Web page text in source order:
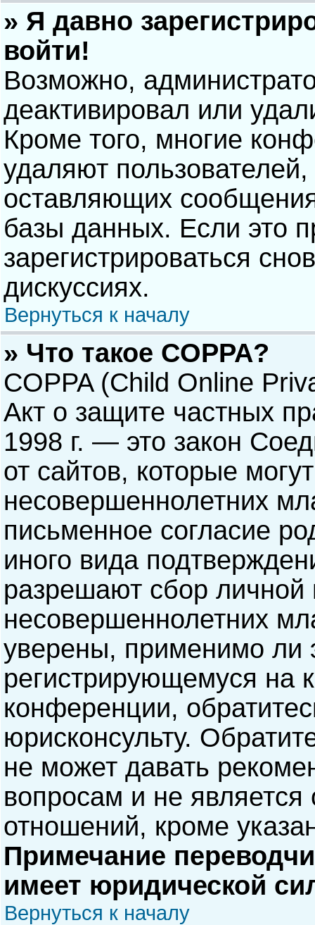
» Я давно
войти!
Возможно,
деактивировал или
Кроме того, многие
удаляют
оставляющих
базы данных. Если это
зарегистрироваться
дискуссиях.
Вернуться к началу
» Что такое COPPA?
COPPA (Child Online
Акт о защите частных
1998 г. — это закон
от сайтов, которые
несовершеннолетних
письменное согласие
иного вида
разрешают сбор
несовершеннолетних
уверены, применимо ли
регистрирующемуся на
конференции,
юрисконсульту.
не может давать
вопросам и не
отношений, кроме
Примечание
имеет юридической
Вернуться к началу